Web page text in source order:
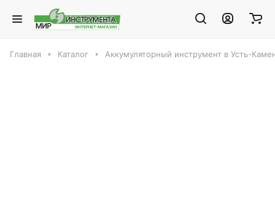
Главная Каталог Аккумуляторный инструмент в Усть-